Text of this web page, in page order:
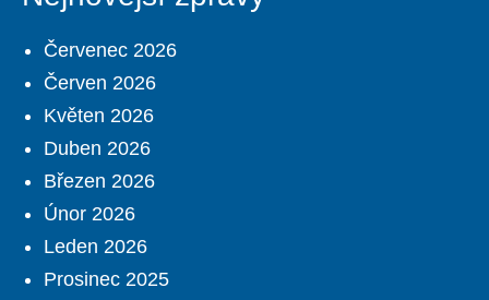
Červenec 2026
Červen 2026
Květen 2026
Duben 2026
Březen 2026
Únor 2026
Leden 2026
Prosinec 2025